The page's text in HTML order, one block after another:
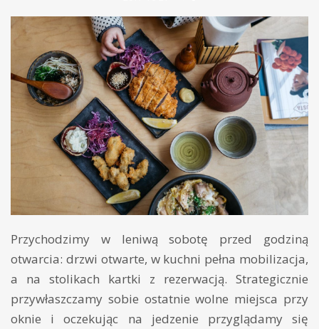
Przychodzimy w leniwą sobotę przed godziną
otwarcia: drzwi otwarte, w kuchni pełna mobilizacja,
a na stolikach kartki z rezerwacją. Strategicznie
przywłaszczamy sobie ostatnie wolne miejsca przy
oknie i oczekując na jedzenie przyglądamy się